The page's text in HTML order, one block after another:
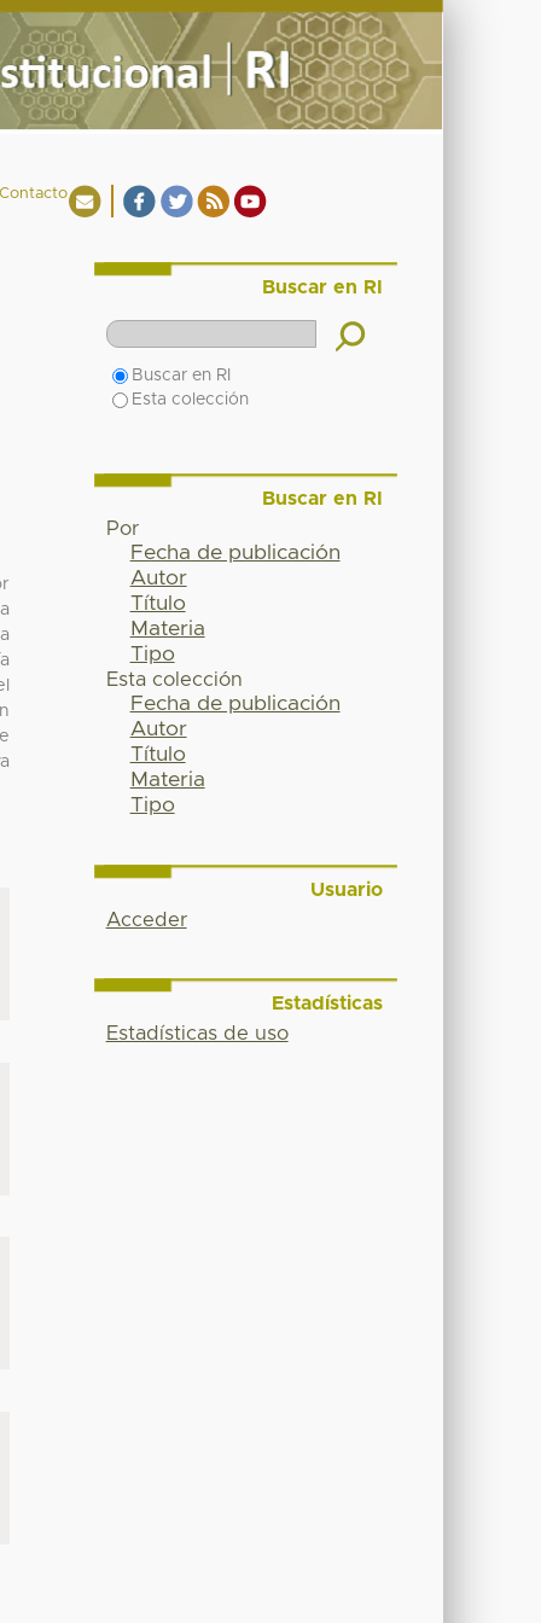
Contacto
Buscar en RI
Buscar en RI
Esta colección
Buscar en RI
Por
Fecha de publicación
Autor
Título
Materia
Tipo
Esta colección
Fecha de publicación
Autor
Título
Materia
Tipo
Usuario
Acceder
Estadísticas
Estadísticas de uso